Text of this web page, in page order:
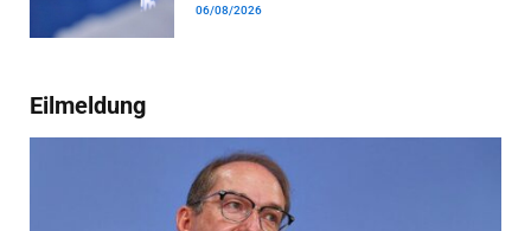
06/08/2026
Eilmeldung